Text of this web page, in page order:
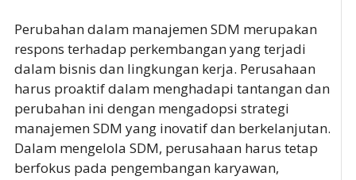
Perubahan dalam manajemen SDM merupakan
respons terhadap perkembangan yang terjadi
dalam bisnis dan lingkungan kerja. Perusahaan
harus proaktif dalam menghadapi tantangan dan
perubahan ini dengan mengadopsi strategi
manajemen SDM yang inovatif dan berkelanjutan.
Dalam mengelola SDM, perusahaan harus tetap
berfokus pada pengembangan karyawan,